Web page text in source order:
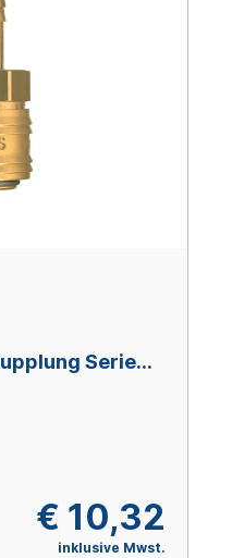
Serie
€ 10,32
inklusive Mwst.